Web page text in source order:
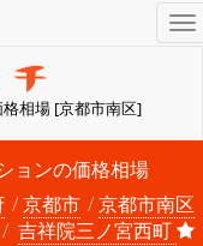
相場 [京都市南区]
ョンの価格相場
京都市
京都市南区
吉祥院三ノ宮西町